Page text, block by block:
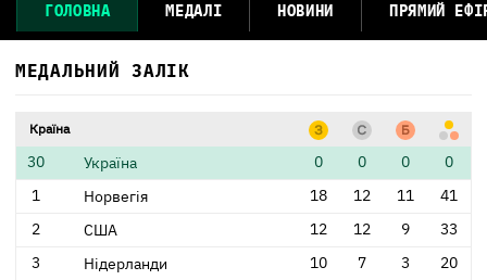
ГОЛОВНА МЕДАЛІ НОВИНИ ПРЯМИЙ
МЕДАЛЬНИЙ ЗАЛІК
Країна
30 Україна 0 0 0
0
1
Норвегія 18 12 11
41
2
США 12 12 9
33
3
Нідерланди 10 7 3
20